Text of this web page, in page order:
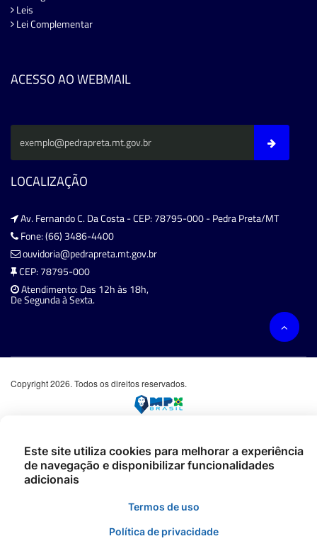
Leis
Lei Complementar
ACESSO AO WEBMAIL
LOCALIZAÇÃO
Av. Fernando C. Da Costa - CEP: 78795-000 - Pedra Preta/MT
Fone: (66) 3486-4400
ouvidoria@pedrapreta.mt.gov.br
CEP: 78795-000
Atendimento: Das 12h às 18h,
De Segunda à Sexta.
Copyright 2026. Todos os direitos reservados.
Este site utiliza cookies para melhorar a experiência
de navegação e disponibilizar funcionalidades
adicionais
Termos de uso
Política de privacidade